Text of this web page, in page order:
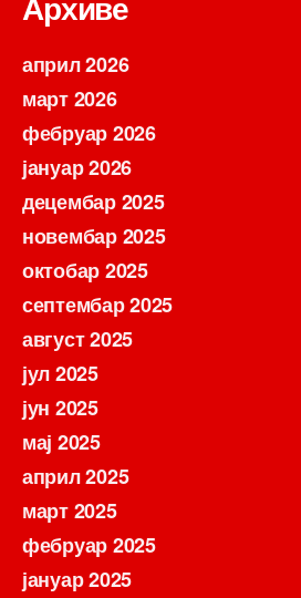
април 2026
март 2026
фебруар 2026
јануар 2026
децембар 2025
новембар 2025
октобар 2025
септембар 2025
август 2025
јул 2025
јун 2025
мај 2025
април 2025
март 2025
фебруар 2025
јануар 2025